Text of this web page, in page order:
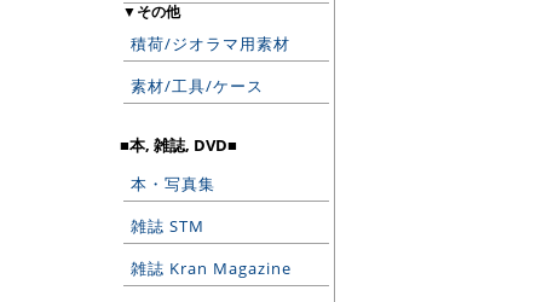
▼その他
積荷/ジオラマ用素材
素材/工具/ケース
■本, 雑誌, DVD■
本・写真集
雑誌 STM
雑誌 Kran Magazine